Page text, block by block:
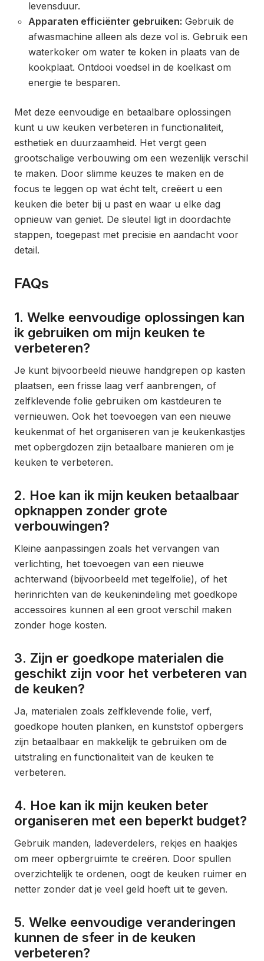
levensduur.
Apparaten efficiënter gebruiken: Gebruik de
afwasmachine alleen als deze vol is. Gebruik een
waterkoker om water te koken in plaats van de
kookplaat. Ontdooi voedsel in de koelkast om
energie te besparen.
Met deze eenvoudige en betaalbare oplossingen
kunt u uw keuken verbeteren in functionaliteit,
esthetiek en duurzaamheid. Het vergt geen
grootschalige verbouwing om een wezenlijk verschil
te maken. Door slimme keuzes te maken en de
focus te leggen op wat écht telt, creëert u een
keuken die beter bij u past en waar u elke dag
opnieuw van geniet. De sleutel ligt in doordachte
stappen, toegepast met precisie en aandacht voor
detail.
FAQs
1. Welke eenvoudige oplossingen kan
ik gebruiken om mijn keuken te
verbeteren?
Je kunt bijvoorbeeld nieuwe handgrepen op kasten
plaatsen, een frisse laag verf aanbrengen, of
zelfklevende folie gebruiken om kastdeuren te
vernieuwen. Ook het toevoegen van een nieuwe
keukenmat of het organiseren van je keukenkastjes
met opbergdozen zijn betaalbare manieren om je
keuken te verbeteren.
2. Hoe kan ik mijn keuken betaalbaar
opknappen zonder grote
verbouwingen?
Kleine aanpassingen zoals het vervangen van
verlichting, het toevoegen van een nieuwe
achterwand (bijvoorbeeld met tegelfolie), of het
herinrichten van de keukenindeling met goedkope
accessoires kunnen al een groot verschil maken
zonder hoge kosten.
3. Zijn er goedkope materialen die
geschikt zijn voor het verbeteren van
de keuken?
Ja, materialen zoals zelfklevende folie, verf,
goedkope houten planken, en kunststof opbergers
zijn betaalbaar en makkelijk te gebruiken om de
uitstraling en functionaliteit van de keuken te
verbeteren.
4. Hoe kan ik mijn keuken beter
organiseren met een beperkt budget?
Gebruik manden, ladeverdelers, rekjes en haakjes
om meer opbergruimte te creëren. Door spullen
overzichtelijk te ordenen, oogt de keuken ruimer en
netter zonder dat je veel geld hoeft uit te geven.
5. Welke eenvoudige veranderingen
kunnen de sfeer in de keuken
verbeteren?